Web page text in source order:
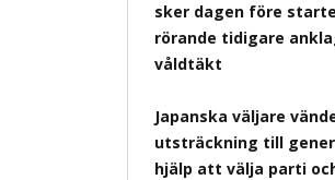
sker dagen före
rörande tidigare
våldtäkt
Japanska väljare
utsträckning till
hjälp att välja parti